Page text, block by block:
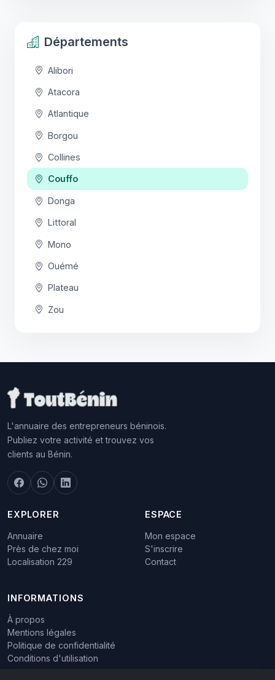
Départements
Alibori
Atacora
Atlantique
Borgou
Collines
Couffo
Donga
Littoral
Mono
Ouémé
Plateau
Zou
L'annuaire des entrepreneurs béninois.
Publiez votre activité et trouvez vos
clients au Bénin.
EXPLORER
Annuaire
Près de chez moi
Localisation 229
ESPACE
Mon espace
S'inscrire
Contact
INFORMATIONS
À propos
Mentions légales
Politique de confidentialité
Conditions d'utilisation